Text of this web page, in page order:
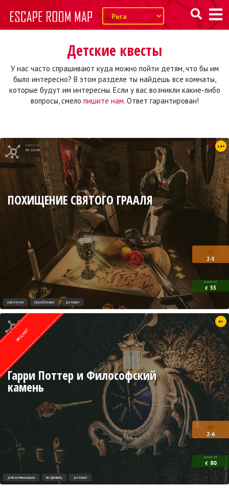
Детские квесты
У нас часто спрашивают куда можно пойти детям, что бы им
было интересно? В этом разделе ты найдешь все комнаты,
которые будут им интересны. Если у вас возникли какие-либо
вопросы, смело пишите нам. Ответ гарантирован!
Квест от
No Game
14+
2-5
цена от
€ 55
ПОХИЩЕНИЕ СВЯТОГО ГРААЛЯ
советуем ограбление детские
акция!
8+
2-6
цена от
€ 80
Гарри Поттер и Философский
камень
для начинающих по фильму детские